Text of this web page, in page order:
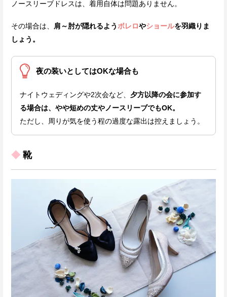
ノースリーブドレスは、着用自体は問題ありません。
その場合は、 肩～肘が隠れるよう ボレロやショールを羽織りま
しょう。
夜の装いとしてはOKな場合も
ナイトウェディングや2次会など、 夕方以降の会に参加す
る場合は、やや短めの丈やノースリーブでもOK。
ただし、周りが気を使う程の過度な露出は控えましょう。
◆ 靴